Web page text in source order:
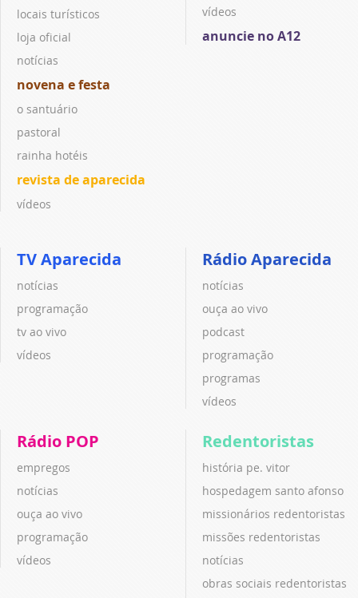
locais turísticos
loja oficial
notícias
novena e festa
o santuário
pastoral
rainha hotéis
revista de aparecida
vídeos
vídeos
anuncie no A12
TV Aparecida
notícias
programação
tv ao vivo
vídeos
Rádio Aparecida
notícias
ouça ao vivo
podcast
programação
programas
vídeos
Rádio POP
empregos
notícias
ouça ao vivo
programação
vídeos
Redentoristas
história pe. vitor
hospedagem santo afonso
missionários redentoristas
missões redentoristas
notícias
obras sociais redentoristas